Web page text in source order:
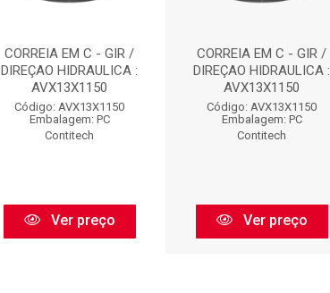
CORREIA EM C - GIR /
DIREÇAO HIDRAULICA :
AVX13X1150
Código: AVX13X1150
Embalagem: PC
Contitech
Ver preço
CORREIA EM C - GIR /
DIREÇAO HIDRAULICA :
AVX13X1150
Código: AVX13X1150
Embalagem: PC
Contitech
Ver preço